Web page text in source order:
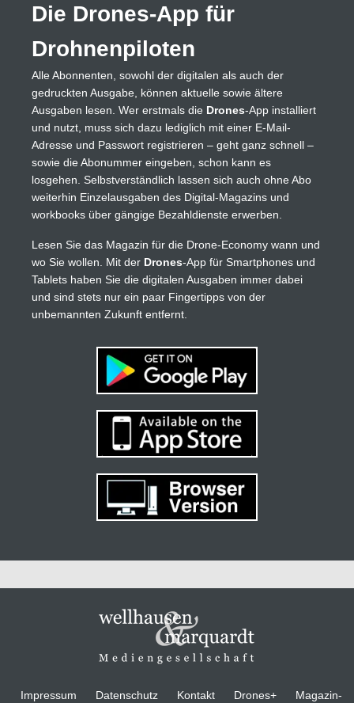
Die Drones-App für
Drohnenpiloten
Alle Abonnenten, sowohl der digitalen als auch der
gedruckten Ausgabe, können aktuelle sowie ältere
Ausgaben lesen. Wer erstmals die Drones-App installiert
und nutzt, muss sich dazu lediglich mit einer E-Mail-
Adresse und Passwort registrieren – geht ganz schnell –
sowie die Abonummer eingeben, schon kann es
losgehen. Selbstverständlich lassen sich auch ohne Abo
weiterhin Einzelausgaben des Digital-Magazins und
workbooks über gängige Bezahldienste erwerben.
Lesen Sie das Magazin für die Drone-Economy wann und
wo Sie wollen. Mit der Drones-App für Smartphones und
Tablets haben Sie die digitalen Ausgaben immer dabei
und sind stets nur ein paar Fingertipps von der
unbemannten Zukunft entfernt.
Impressum Datenschutz Kontakt Drones+
Magazin-